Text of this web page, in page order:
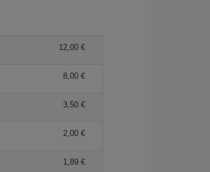
12,00 €
8,00 €
3,50 €
2,00 €
1,89 €